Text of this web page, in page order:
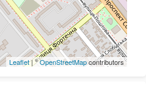
Leaflet| ©OpenStreetMapcontributors